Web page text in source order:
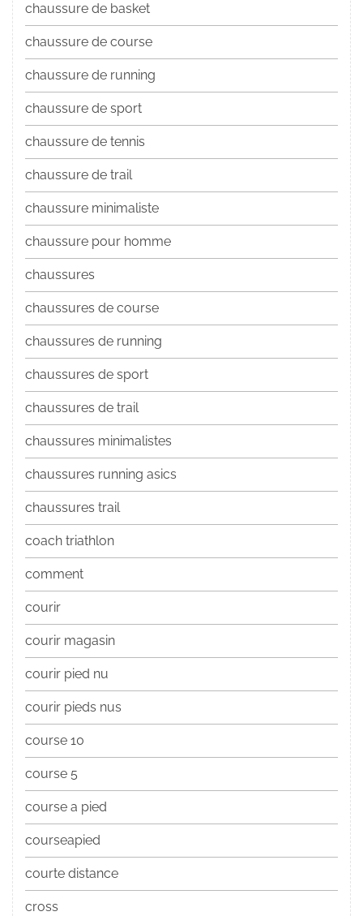
chaussure de basket
chaussure de course
chaussure de running
chaussure de sport
chaussure de tennis
chaussure de trail
chaussure minimaliste
chaussure pour homme
chaussures
chaussures de course
chaussures de running
chaussures de sport
chaussures de trail
chaussures minimalistes
chaussures running asics
chaussures trail
coach triathlon
comment
courir
courir magasin
courir pied nu
courir pieds nus
course 10
course 5
course a pied
courseapied
courte distance
cross